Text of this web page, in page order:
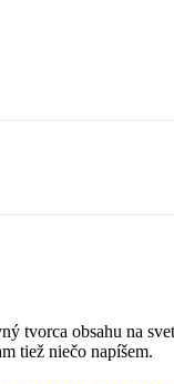
tvorca obsahu na
tiež niečo napíšem.